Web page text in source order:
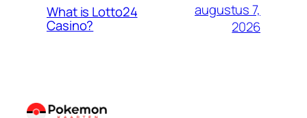
What is Lotto24
Casino?
augustus 7,
2026